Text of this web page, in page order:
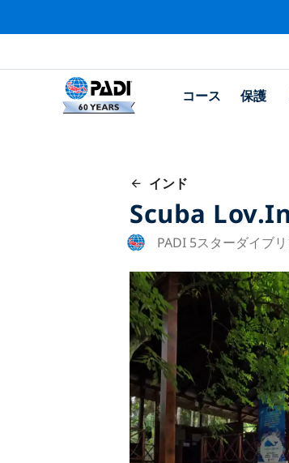
コース 保護
インド
Scuba Lov.in
PADI 5スターダイブ